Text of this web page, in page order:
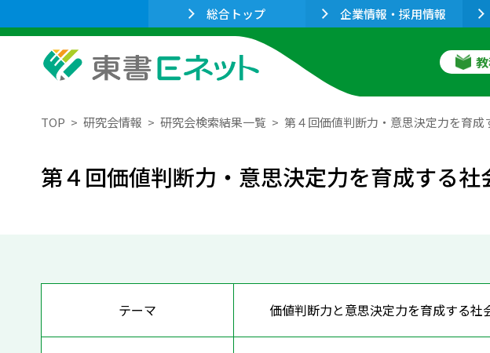
総合トップ 企業情報・採用情報
TOP 研究会情報 研究会検索結果一覧 第４回価値判断力・意思決定力を育
第４回価値判断力・意思決定力を育成する
テーマ 価値判断力と意思決定力を育成する